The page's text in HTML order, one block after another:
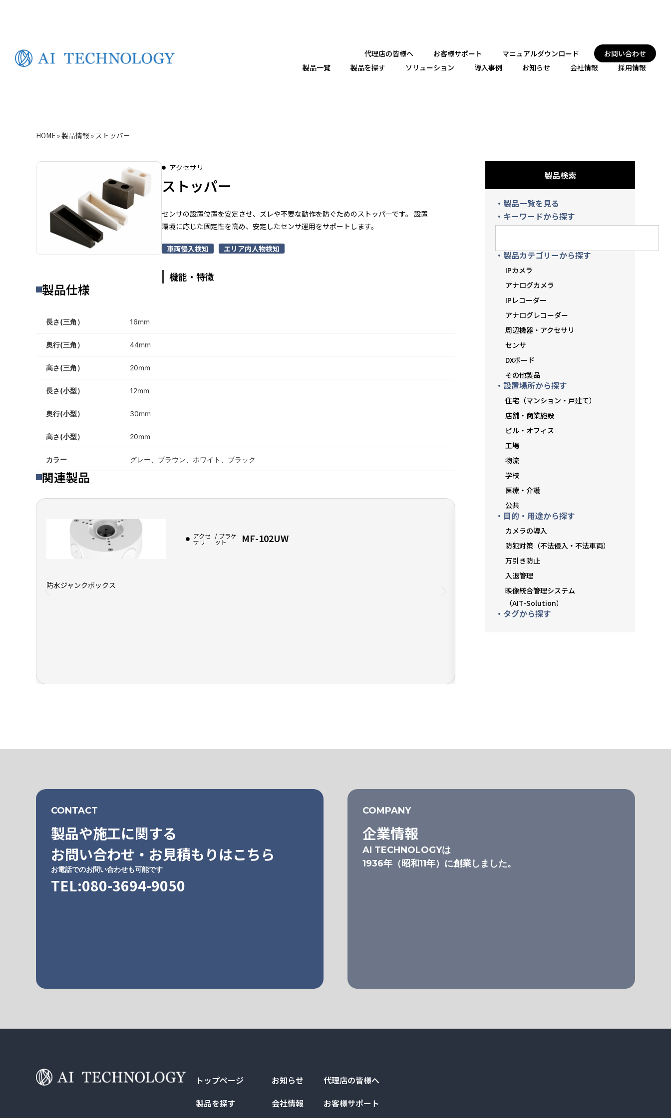
代理店の皆様へ お客様サポート マニュアルダウンロード
お問い合わせ
製品一覧
製品を探す ソリューション 導入事例 お知らせ 会社情報 採用情報
HOME»製品情報 » ストッパー
アクセサリ
ストッパー
センサの設置位置を安定させ、ズレや不要な動作を防ぐためのストッパーです。 設置
環境に応じた固定性を高め、安定したセンサ運用をサポートします。
車両侵入検知 エリア内人物検知
機能・特徴
製品仕様
長さ(三角） 16mm
奥行(三角） 44mm
高さ(三角） 20mm
長さ(小型） 12mm
奥行(小型） 30mm
高さ(小型） 20mm
カラー グレー、ブラウン、ホワイト、ブラック
関連製品
アクセ
サリ
/ ブラケ
ット MF-102UW
防水ジャンクボックス ポールマウントブラケット
製品検索
・製品一覧を見る
・キーワードから探す
・製品カテゴリーから探す
IPカメラ
アナログカメラ
IPレコーダー
アナログレコーダー
周辺機器・アクセサリ
センサ
DXボード
その他製品
・設置場所から探す
住宅（マンション・戸建て）
店舗・商業施設
ビル・オフィス
工場
物流
学校
医療・介護
公共
・目的・用途から探す
カメラの導入
防犯対策（不法侵入・不法車両）
万引き防止
入退管理
映像統合管理システム
（AIT-Solution）
・タグから探す
CONTACT
製品や施工に関する
お問い合わせ・お見積もりはこちら
お電話でのお問い合わせも可能です
TEL:080-3694-9050
COMPANY
企業情報
AI TECHNOLOGYは
1936年（昭和11年）に創業しました。
トップページ
製品を探す
お知らせ
会社情報
代理店の皆様へ
お客様サポート